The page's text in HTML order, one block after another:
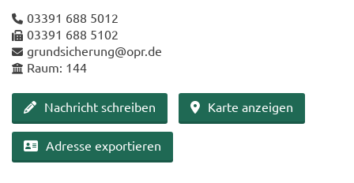
03391 688 5012
03391 688 5102
grund­si­che­rung@opr.de
Raum: 144
Nach­richt schrei­ben Karte an­zei­gen
Adres­se ex­por­tie­ren